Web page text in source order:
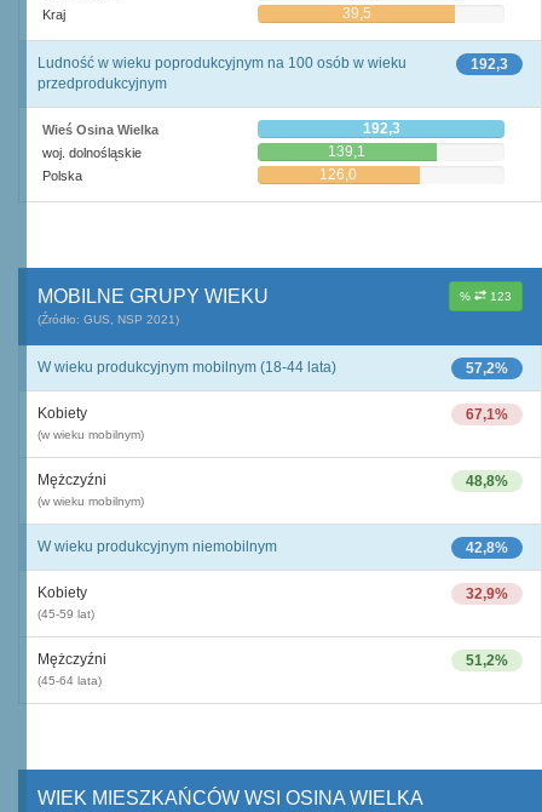
Kraj 39,5
192,3
Ludność w wieku poprodukcyjnym na 100 osób w wieku
przedprodukcyjnym
Wieś Osina Wielka 192,3
woj. dolnośląskie 139,1
Polska 126,0
% 123
MOBILNE GRUPY WIEKU
(Źródło: GUS, NSP 2021)
57,2%
W wieku produkcyjnym mobilnym (18-44 lata)
67,1%
Kobiety
(w wieku mobilnym)
48,8%
Mężczyźni
(w wieku mobilnym)
42,8%
W wieku produkcyjnym niemobilnym
32,9%
Kobiety
(45-59 lat)
51,2%
Mężczyźni
(45-64 lata)
WIEK MIESZKAŃCÓW WSI OSINA WIELKA